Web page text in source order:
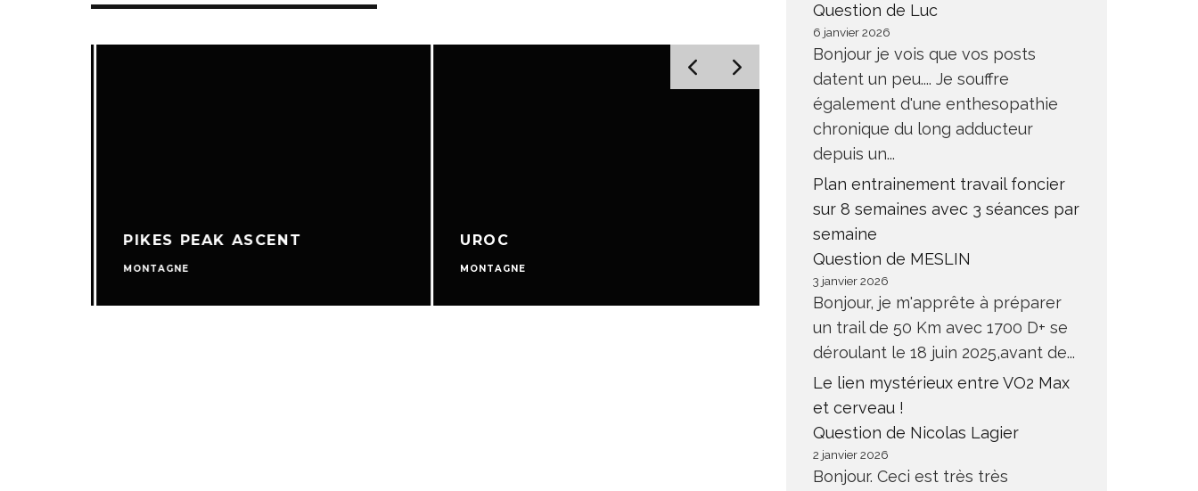
PIKES PEAK ASCENT
MONTAGNE
UROC
MONTAGNE
UBER ROCK
MONTAGNE
Question de Luc
6 janvier 2026
Bonjour je vois que vos posts
datent un peu.... Je souffre
également d'une enthesopathie
chronique du long adducteur
depuis un...
Plan entrainement travail foncier
sur 8 semaines avec 3 séances par
semaine
Question de MESLIN
3 janvier 2026
Bonjour, je m'apprête à préparer
un trail de 50 Km avec 1700 D+ se
déroulant le 18 juin 2025,avant de...
Le lien mystérieux entre VO2 Max
et cerveau !
Question de Nicolas Lagier
2 janvier 2026
Bonjour. Ceci est très très